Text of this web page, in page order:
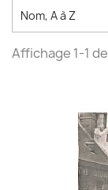
Nom, A à Z
Affichage 1-1